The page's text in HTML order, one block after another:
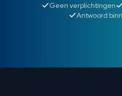
Geen verplichtingen
Antwoord